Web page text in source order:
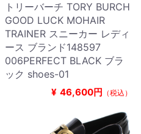
トリーバーチ TORY BURCH
GOOD LUCK MOHAIR
TRAINER スニーカー レディ
ース ブランド148597
006PERFECT BLACK ブラ
ック shoes-01
¥ 46,600円 （税込）